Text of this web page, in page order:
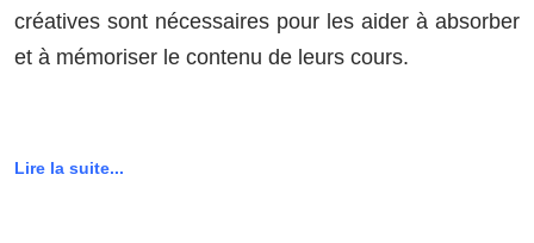
créatives sont nécessaires pour les aider à absorber
et à mémoriser le contenu de leurs cours.
Lire la suite...